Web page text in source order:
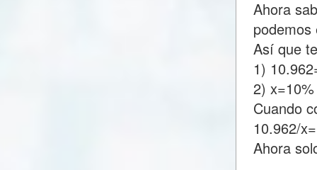
Ahora
Así que
1)
2) x=10%
Cuando
10.962/
Ahora